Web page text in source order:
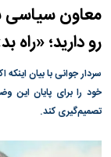
معاون سیاسی
رو دارید؛ «راه
سردار جوانی با بیان
خود را برای پایان این
تصمیم‌گیری کند.